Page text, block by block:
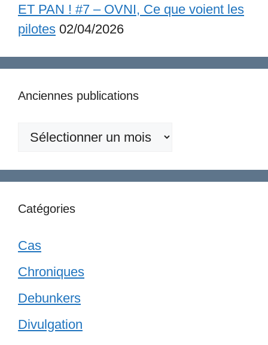
ET PAN ! #7 – OVNI, Ce que voient les
pilotes 02/04/2026
Anciennes publications
Anciennes
Catégories
Cas
Chroniques
Debunkers
Divulgation